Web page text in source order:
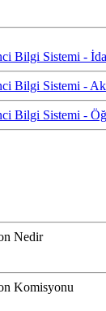
Bilgi Sistemi -
Bilgi Sistemi -
Bilgi Sistemi -
Nedir
Komisyonu